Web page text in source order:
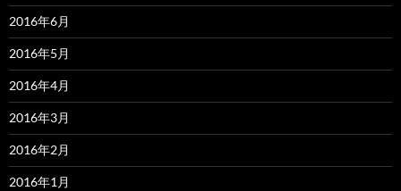
2016年6月
2016年5月
2016年4月
2016年3月
2016年2月
2016年1月